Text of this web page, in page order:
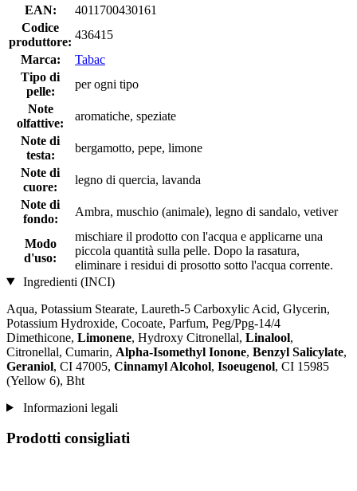
EAN:
4011700430161
Codice
produttore:
436415
Marca:
Tabac
Tipo di
pelle:
per ogni tipo
Note
olfattive:
aromatiche, speziate
Note di
testa:
bergamotto, pepe, limone
Note di
cuore:
legno di quercia, lavanda
Note di
fondo:
Ambra, muschio (animale), legno di sandalo, vetiver
Modo
d'uso:
mischiare il prodotto con l'acqua e applicarne una
piccola quantità sulla pelle. Dopo la rasatura,
eliminare i residui di prosotto sotto l'acqua corrente.
Ingredienti (INCI)
Aqua, Potassium Stearate, Laureth-5 Carboxylic Acid, Glycerin,
Potassium Hydroxide, Cocoate, Parfum, Peg/Ppg-14/4
Dimethicone, Limonene, Hydroxy Citronellal, Linalool,
Citronellal, Cumarin, Alpha-Isomethyl Ionone, Benzyl Salicylate,
Geraniol, CI 47005, Cinnamyl Alcohol, Isoeugenol, CI 15985
(Yellow 6), Bht
Informazioni legali
Prodotti consigliati